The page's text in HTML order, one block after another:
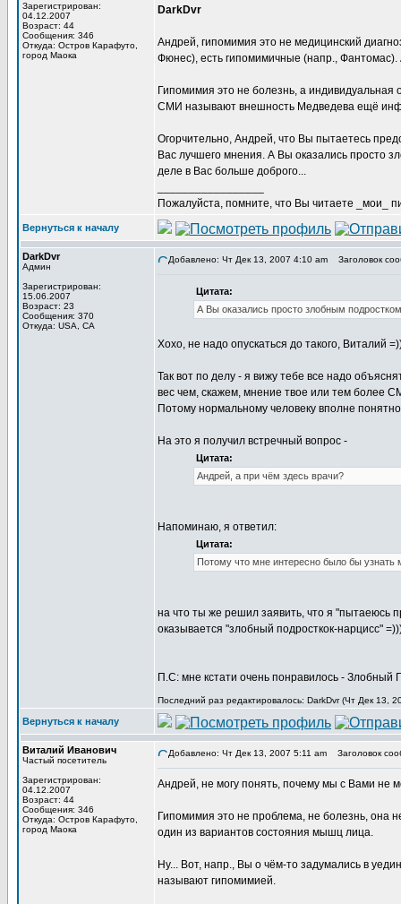
Зарегистрирован:
04.12.2007
Возраст: 44
Сообщения: 346
Откуда: Остров Карафуто,
город Маока
DarkDvr
Андрей, гипомимия это не медицинский
Фюнес), есть гипомимичные (напр., Фантомас).
Гипомимия это не болезнь, а индивидуальная
СМИ называют внешность Медведева ещё
Огорчительно, Андрей, что Вы пытаетесь
Вас лучшего мнения. А Вы оказались просто
деле в Вас больше доброго...
Пожалуйста, помните, что Вы читаете _мои_
Вернуться к началу
DarkDvr
Админ
Зарегистрирован:
15.06.2007
Возраст: 23
Сообщения: 370
Откуда: USA, CA
Добавлено: Чт Дек 13, 2007 4:10 am Заголовок
Цитата:
А Вы оказались просто злобным
Хохо, не надо опускаться до такого, Виталий
Так вот по делу - я вижу тебе все надо
вес чем, скажем, мнение твое или тем более
Потому нормальному человеку вполне
На это я получил встречный вопрос -
Цитата:
Андрей, а при чём здесь врачи?
Напоминаю, я ответил:
Цитата:
Потому что мне интересно было бы
на что ты же решил заявить, что я "пытаеюсь
оказывается "злобный подросткок-нарцисс"
П.С: мне кстати очень понравилось - Злобный
Последний раз редактировалось: DarkDvr (Чт Дек 13,
Вернуться к началу
Виталий Иванович
Частый посетитель
Зарегистрирован:
04.12.2007
Возраст: 44
Сообщения: 346
Откуда: Остров Карафуто,
город Маока
Добавлено: Чт Дек 13, 2007 5:11 am Заголовок
Андрей, не могу понять, почему мы с Вами не
Гипомимия это не проблема, не болезнь, она
один из вариантов состояния мышц лица.
Ну... Вот, напр., Вы о чём-то задумались в
называют гипомимией.